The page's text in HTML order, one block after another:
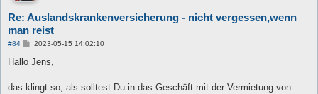
Re: Auslandskrankenversicherung - nicht vergessen,wenn
man reist
#84
B
a
2023-05-15 14:02:10
Hallo Jens,
das klingt so, als solltest Du in das Geschäft mit der Vermietung von